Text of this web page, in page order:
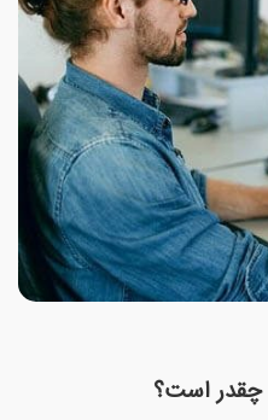
چقدر است؟